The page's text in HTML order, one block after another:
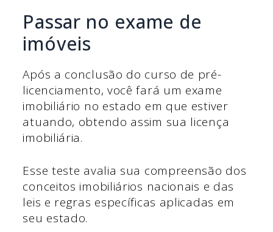
Passar no exame de
imóveis
Após a conclusão do curso de pré-
licenciamento, você fará um exame
imobiliário no estado em que estiver
atuando, obtendo assim sua licença
imobiliária.
Esse teste avalia sua compreensão dos
conceitos imobiliários nacionais e das
leis e regras específicas aplicadas em
seu estado.